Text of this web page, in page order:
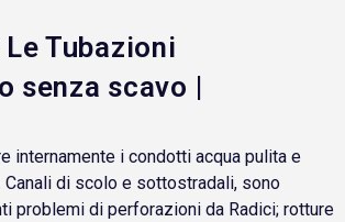
Tubazioni
senza scavo |
internamente i condotti acqua pulita e
Canali di scolo e sottostradali, sono
problemi di perforazioni da Radici; rotture